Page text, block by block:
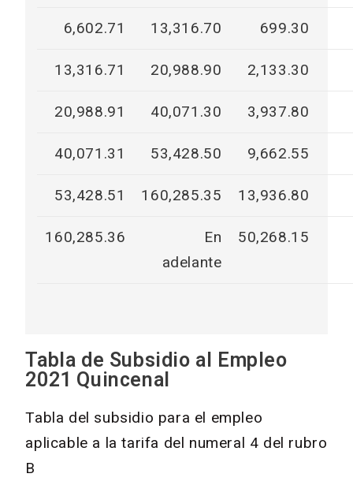
6,602.71 13,316.70 699.30
13,316.71 20,988.90 2,133.30
20,988.91 40,071.30 3,937.80
40,071.31 53,428.50 9,662.55
53,428.51 160,285.35 13,936.80
160,285.36
En
adelante
50,268.15
Tabla de Subsidio al Empleo
2021 Quincenal
Tabla del subsidio para el empleo
aplicable a la tarifa del numeral 4 del rubro
B